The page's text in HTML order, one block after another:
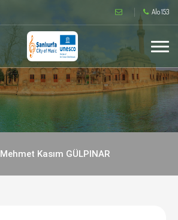
Alo 153
Mehmet Kasım GÜLPINAR